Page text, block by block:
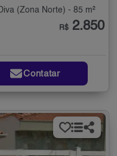
(Zona Norte) - 85 m²
R$ 2.850
Contatar